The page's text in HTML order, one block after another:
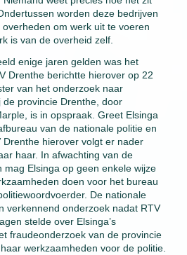
worden deze bedrijven
om werk uit te voeren
is van de overheid zelf.
enige jaren gelden was het
Drenthe berichtte hierover op 22
van het onderzoek naar
de provincie Drenthe, door
is in opspraak. Greet Elsinga
van de nationale politie en
Drenthe hierover volgt er nader
haar. In afwachting van de
mag Elsinga op geen enkele wijze
doen voor het bureau
De nationale
verkennend onderzoek nadat RTV
stelde over Elsinga’s
fraudeonderzoek van de provincie
werkzaamheden voor de politie.